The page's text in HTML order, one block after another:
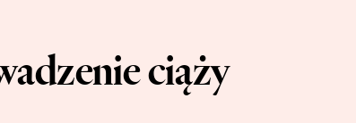
ciąży